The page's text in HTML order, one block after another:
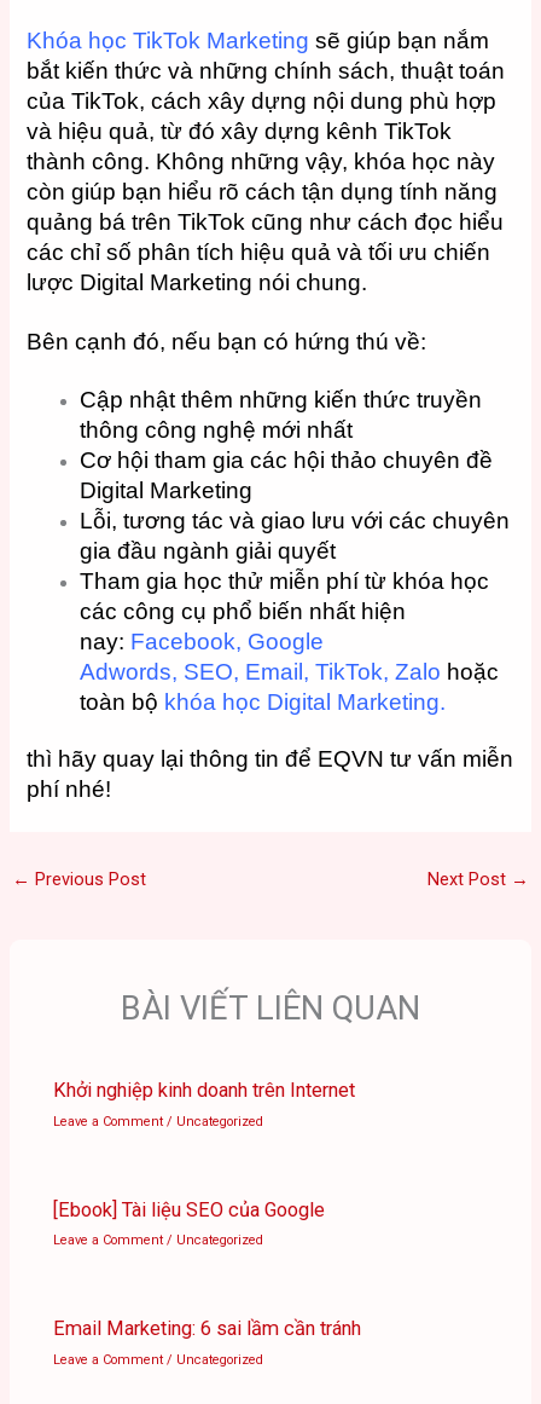
Khóa học TikTok Marketing sẽ giúp bạn nắm
bắt kiến ​​thức và những chính sách, thuật toán
của TikTok, cách xây dựng nội dung phù hợp
và hiệu quả, từ đó xây dựng kênh TikTok
thành công. Không những vậy, khóa học này
còn giúp bạn hiểu rõ cách tận dụng tính năng
quảng bá trên TikTok cũng như cách đọc hiểu
các chỉ số phân tích hiệu quả và tối ưu chiến
lược Digital Marketing nói chung.
Bên cạnh đó, nếu bạn có hứng thú về:
Cập nhật thêm những kiến ​​thức truyền
thông công nghệ mới nhất
Cơ hội tham gia các hội thảo chuyên đề
Digital Marketing
Lỗi, tương tác và giao lưu với các chuyên
gia đầu ngành giải quyết
Tham gia học thử miễn phí từ khóa học
các công cụ phổ biến nhất hiện
nay: Facebook, Google
Adwords, SEO, Email, TikTok, Zalo hoặc
toàn bộ khóa học Digital Marketing.
thì hãy quay lại thông tin để EQVN tư vấn miễn
phí nhé!
← Previous Post Next Post →
BÀI VIẾT LIÊN QUAN
Khởi nghiệp kinh doanh trên Internet
Leave a Comment / Uncategorized
[Ebook] Tài liệu SEO của Google
Leave a Comment / Uncategorized
Email Marketing: 6 sai lầm cần tránh
Leave a Comment / Uncategorized